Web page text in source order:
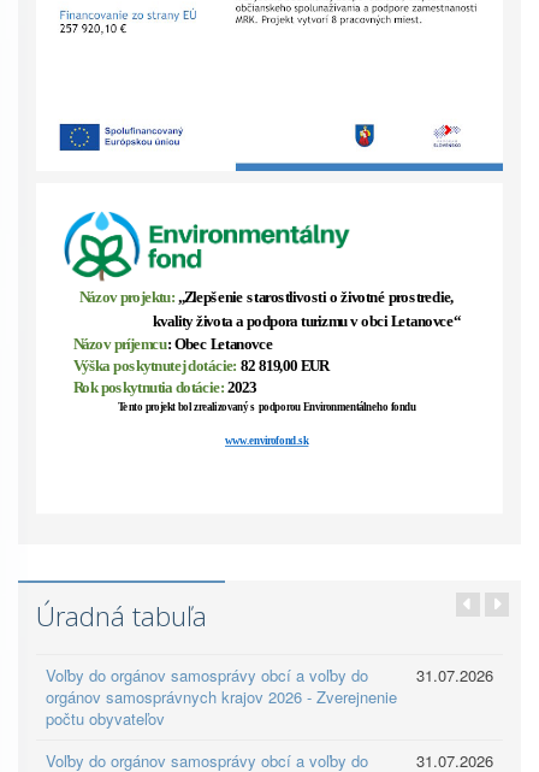
Úradná tabuľa
Voľby do orgánov samosprávy obcí a voľby do
orgánov samosprávnych krajov 2026 - Zverejnenie
počtu obyvateľov
31.07.2026
Voľby do orgánov samosprávy obcí a voľby do
31.07.2026